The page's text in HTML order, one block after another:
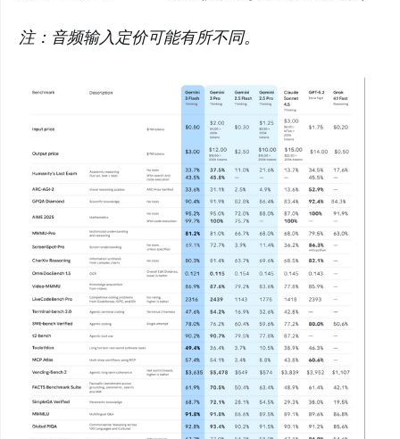
注：音频输入定价可能有所不同。